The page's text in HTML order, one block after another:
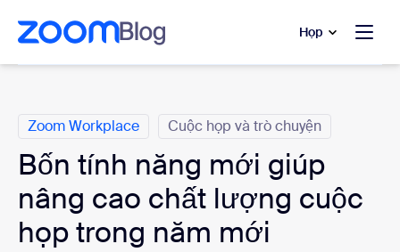
đến nội dung chính
trò chuyện trợ giúp
Họp
Zoom Workplace Cuộc họp và trò chuyện
Bốn tính năng mới giúp
nâng cao chất lượng cuộc
họp trong năm mới